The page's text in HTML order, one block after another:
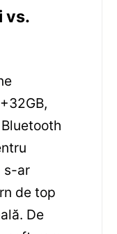
vs.
s-ar
de top
De